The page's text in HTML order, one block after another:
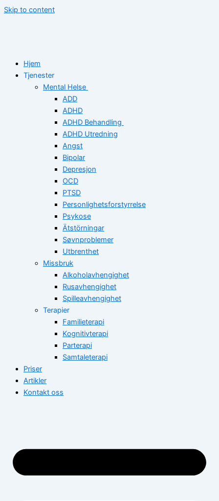
Skip to content
Hjem
Tjenester
Mental Helse
ADD
ADHD
ADHD Behandling
ADHD Utredning
Angst
Bipolar
Depresjon
OCD
PTSD
Personlighetsforstyrrelse
Psykose
Ätstörningar
Søvnproblemer
Utbrenthet
Missbruk
Alkoholavhengighet
Rusavhengighet
Spilleavhengighet
Terapier
Familieterapi
Kognitivterapi
Parterapi
Samtaleterapi
Priser
Artikler
Kontakt oss